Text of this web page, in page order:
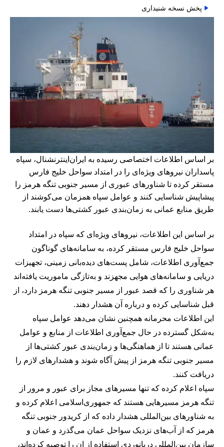
پخش نسخه شنیداری
بر اساس اطلاعات اختصاصی رسیده به ایران‌اینترنشنال، سپاه
پاسداران نیروهای ویژه‌ای را در امتداد سواحل خلیج فارس
مستقر کرده تا شناورهای عبوری از مسیر جنوبی تنگه هرمز را
پیشاپیش شناسایی کنند و عوامل سپاه همزمان می‌کوشند از
طریق منابع عمانی به زمان‌بندی عبور کشتی‌ها دست یابند.
بر اساس این اطلاعات، نیروهای ویژه‌ای که سپاه در امتداد
سواحل خلیج فارس مستقر کرده، به سامانه‌های گوناگون
جمع‌آوری اطلاعات، شامل پست‌های دیده‌بانی زمینی، تجهیزات
دریایی و سامانه‌های هوایی مجهزند و به‌تازگی ماموریت یافته‌اند
هر شناوری را که قصد عبور از مسیر جنوبی تنگه هرمز دارد، از
قبل شناسایی کرده و درباره آن هشدار دهند.
این اطلاعات محرمانه همچنین نشان می‌دهد عوامل سپاه
به‌شکل گسترده در حال جمع‌آوری اطلاعات از منابع و عوامل
عمانی هستند تا از هماهنگی‌ها و زمان‌بندی عبور کشتی‌ها از
مسیر جنوبی تنگه هرمز از پیش آگاه شوند و هشدارهای لازم را
دریافت کنند.
سپاه اعلام کرده که تنها مسیرهای مجاز برای عبور و مرور از
تنگه هرمز مسیرهایی هستند که جمهوری‌اسلامی اعلام کرده و
به شناورهای بین‌المللی هشدار داده که از کریدور جنوبی تنگه
هرمز که از آب‌های نزدیک سواحل عمان می‌گذرد و عمان و
سازمان بین‌المللی دریانوردی استفاده از ان را توصیه کرده‌اند،